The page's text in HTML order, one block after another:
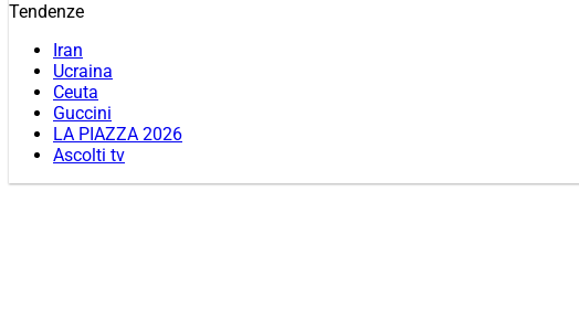
Tendenze
Iran
Ucraina
Ceuta
Guccini
LA PIAZZA 2026
Ascolti tv